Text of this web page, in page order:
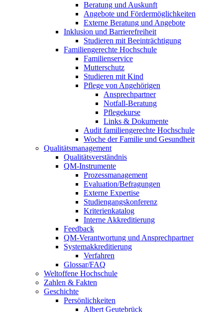
Beratung und Auskunft
Angebote und Fördermöglichkeiten
Externe Beratung und Angebote
Inklusion und Barrierefreiheit
Studieren mit Beeinträchtigung
Familiengerechte Hochschule
Familienservice
Mutterschutz
Studieren mit Kind
Pflege von Angehörigen
Ansprechpartner
Notfall-Beratung
Pflegekurse
Links & Dokumente
Audit familiengerechte Hochschule
Woche der Familie und Gesundheit
Qualitätsmanagement
Qualitätsverständnis
QM-Instrumente
Prozessmanagement
Evaluation/Befragungen
Externe Expertise
Studiengangskonferenz
Kriterienkatalog
Interne Akkreditierung
Feedback
QM-Verantwortung und Ansprechpartner
Systemakkreditierung
Verfahren
Glossar/FAQ
Weltoffene Hochschule
Zahlen & Fakten
Geschichte
Persönlichkeiten
Albert Geutebrück